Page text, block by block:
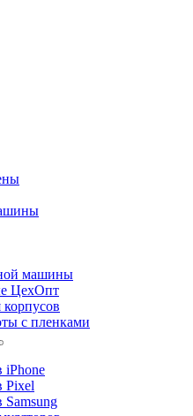
машины
ЦехОпт
с пленками
iPhone
Pixel